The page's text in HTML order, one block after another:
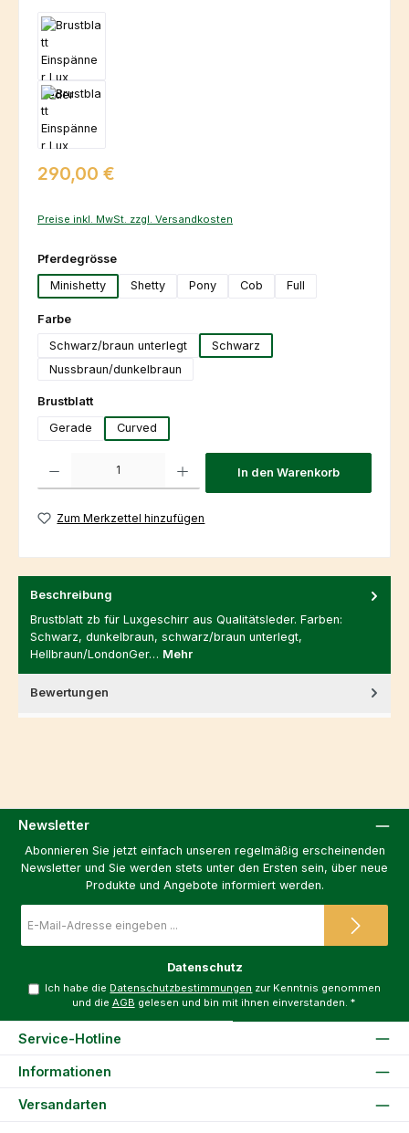
Regulärer Preis:
290,00 €
Preise inkl. MwSt. zzgl. Versandkosten
Pferdegrösseauswählen
Minishetty
Shetty Pony Cob Full
Farbeauswählen
Schwarz/braun unterlegt
Schwarz
Nussbraun/dunkelbraun
Brustblattauswählen
Gerade
Curved
Produkt Anzahl: Gib den gewünschten Wert ein oder benutze die
In den Warenkorb
Zum Merkzettel hinzufügen
Beschreibung
Brustblatt zb für Luxgeschirr aus Qualitätsleder. Farben:
Schwarz, dunkelbraun, schwarz/braun unterlegt,
Hellbraun/LondonGer… Mehr
Bewertungen
Newsletter
Abonnieren Sie jetzt einfach unseren regelmäßig erscheinenden
Newsletter und Sie werden stets unter den Ersten sein, über neue
Produkte und Angebote informiert werden.
Mail-
Adresse
Datenschutz
Ich habe die Datenschutzbestimmungen zur Kenntnis genommen
und die AGB gelesen und bin mit ihnen einverstanden. *
Service-Hotline
Informationen
Versandarten